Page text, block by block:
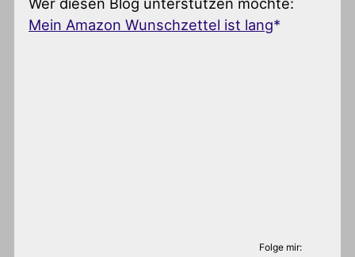
Mein Amazon Wunschzettel ist lang
Folge mir: